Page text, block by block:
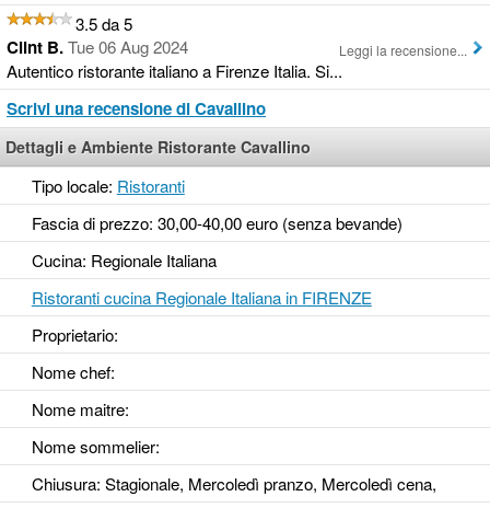
3.5 da 5
Clint B.Tue 06 Aug 2024
Autentico ristorante italiano a Firenze Italia. Si...
Leggi la recensione...
Scrivi una recensione di Cavallino
Dettagli e Ambiente Ristorante Cavallino
Tipo locale: Ristoranti
Fascia di prezzo: 30,00-40,00 euro (senza bevande)
Cucina: Regionale Italiana
Ristoranti cucina Regionale Italiana in FIRENZE
Proprietario:
Nome chef:
Nome maitre:
Nome sommelier:
Chiusura: Stagionale, Mercoledì pranzo, Mercoledì cena,